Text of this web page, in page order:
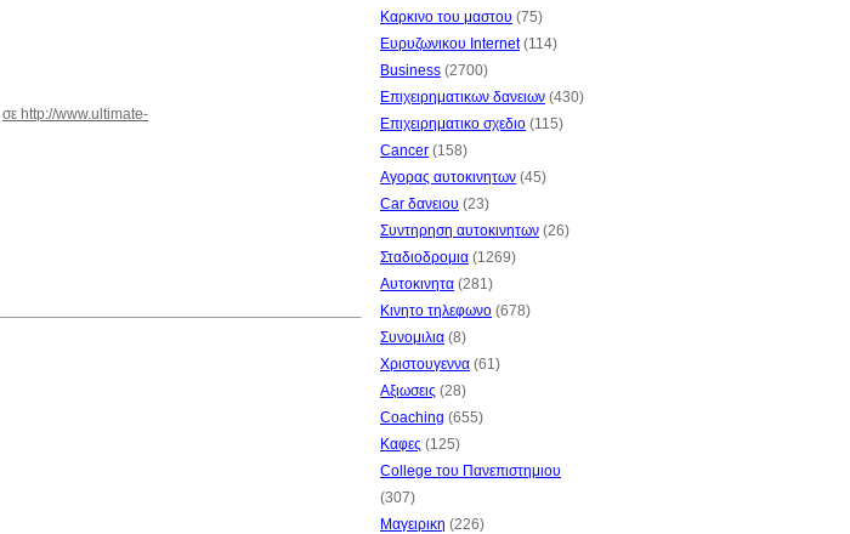
σε http://www.ultimate-
Καρκινο του μαστου (75)
Ευρυζωνικου Internet(114)
Business (2700)
Επιχειρηματικων δανειων (430)
Επιχειρηματικο σχεδιο (115)
Cancer (158)
Αγορας αυτοκινητων (45)
Car δανειου (23)
Συντηρηση αυτοκινητων (26)
Σταδιοδρομια (1269)
Αυτοκινητα (281)
Κινητο τηλεφωνο (678)
Συνομιλια (8)
Χριστουγεννα (61)
Αξιωσεις (28)
Coaching (655)
Καφες (125)
College του Πανεπιστημιου
(307)
Μαγειρικη (226)